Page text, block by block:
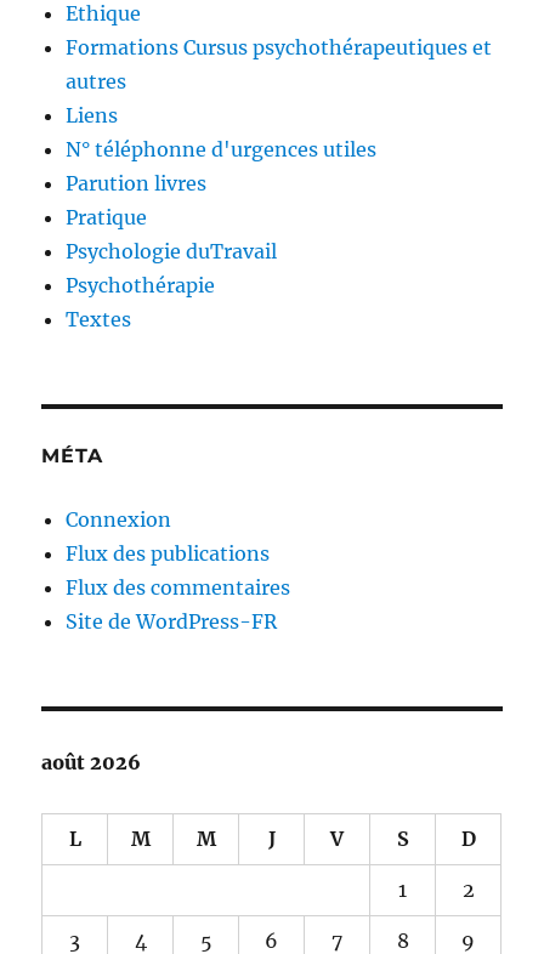
Ethique
Formations Cursus psychothérapeutiques et
autres
Liens
N° téléphonne d'urgences utiles
Parution livres
Pratique
Psychologie duTravail
Psychothérapie
Textes
MÉTA
Connexion
Flux des publications
Flux des commentaires
Site de WordPress-FR
août 2026
L M M J V S D
1 2
3 4 5 6 7 8 9